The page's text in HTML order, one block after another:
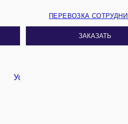
ПЕРЕВОЗКА
ЗАКАЗАТЬ